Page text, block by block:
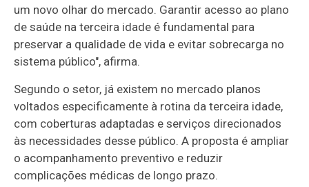
um novo olhar do mercado. Garantir acesso ao plano
de saúde na terceira idade é fundamental para
preservar a qualidade de vida e evitar sobrecarga no
sistema público", afirma.
Segundo o setor, já existem no mercado planos
voltados especificamente à rotina da terceira idade,
com coberturas adaptadas e serviços direcionados
às necessidades desse público. A proposta é ampliar
o acompanhamento preventivo e reduzir
complicações médicas de longo prazo.